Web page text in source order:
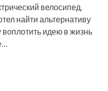
велосипед.
найти альтернативу
идею в жизнь